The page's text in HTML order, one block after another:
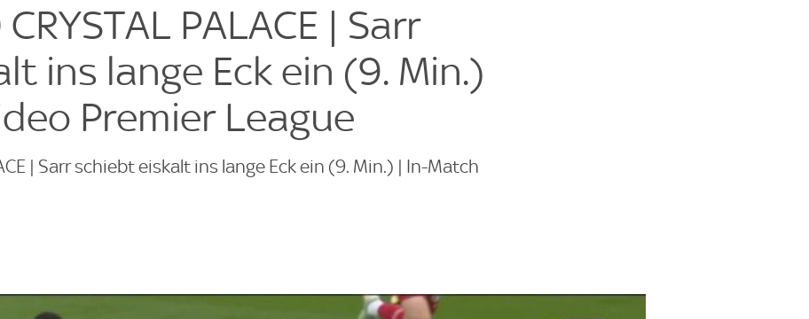
PALACE | Sarr
ins lange Eck ein (9. Min.)
Premier League
| Sarr schiebt eiskalt ins lange Eck ein (9. Min.) | In-Match